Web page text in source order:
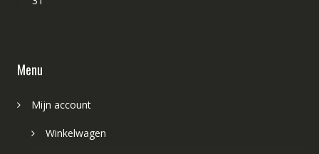
Menu
Mijn account
Winkelwagen